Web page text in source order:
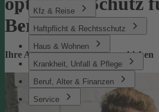
Kfz & Reise
Haftpflicht & Rechtsschutz
Haus & Wohnen
Krankheit, Unfall & Pflege
Beruf, Alter & Finanzen
Service
Beruf
Ihre Absicherung bei Missgeschicken